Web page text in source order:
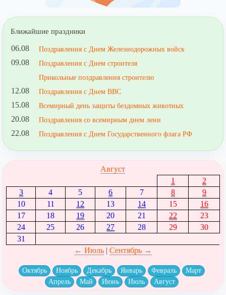
Ближайшие праздники
06.08 Поздравления с Днем Железнодорожных войск
09.08
Поздравления с Днем строителя
Прикольные поздравления строителю
12.08 Поздравления с Днем ВВС
15.08 Всемирный день защиты бездомных животных
20.08 Поздравления со всемирным днем лени
22.08 Поздравления с Днем Государственного флага РФ
Август
1
2
3
4 5 6 7 8
9
10
11 12 13 14 15
16
17
18 19 20 21 22
23
24
25 26 27 28 29
30
31
← Июль| Сентябрь →
Октябрь Ноябрь Декабрь Январь Февраль
Март
Апрель
Май Июнь Июль Август